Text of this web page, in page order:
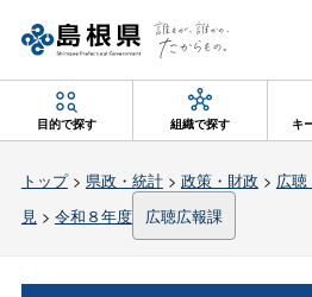
目的で探す 組織で探す キ
トップ> 県政・統計> 政策・財政 > 広聴
見> 令和８年度 広聴広報課